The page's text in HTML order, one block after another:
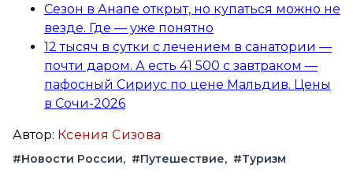
Сезон в Анапе открыт, но купаться можно не
везде. Где — уже понятно
12 тысяч в сутки с лечением в санатории —
почти даром. А есть 41 500 с завтраком —
пафосный Сириус по цене Мальдив. Цены
в Сочи-2026
Автор: Ксения Сизова
#Новости России #Путешествие #Туризм